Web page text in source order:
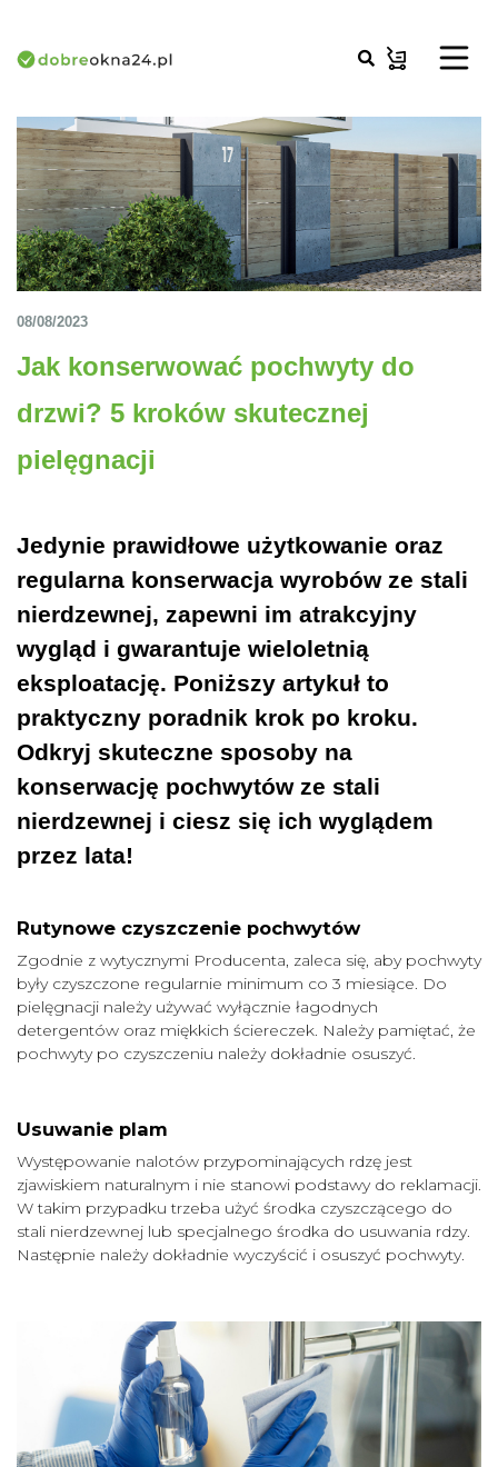
08/08/2023
Jak konserwować pochwyty do
drzwi? 5 kroków skutecznej
pielęgnacji
Jedynie prawidłowe użytkowanie oraz
regularna konserwacja wyrobów ze stali
nierdzewnej, zapewni im atrakcyjny
wygląd i gwarantuje wieloletnią
eksploatację. Poniższy artykuł to
praktyczny poradnik krok po kroku.
Odkryj skuteczne sposoby na
konserwację pochwytów ze stali
nierdzewnej i ciesz się ich wyglądem
przez lata!
Rutynowe czyszczenie pochwytów
Zgodnie z wytycznymi Producenta, zaleca się, aby pochwyty
były czyszczone regularnie minimum co 3 miesiące. Do
pielęgnacji należy używać wyłącznie łagodnych
detergentów oraz miękkich ściereczek. Należy pamiętać, że
pochwyty po czyszczeniu należy dokładnie osuszyć.
Usuwanie plam
Występowanie nalotów przypominających rdzę jest
zjawiskiem naturalnym i nie stanowi podstawy do reklamacji.
W takim przypadku trzeba użyć środka czyszczącego do
stali nierdzewnej lub specjalnego środka do usuwania rdzy.
Następnie należy dokładnie wyczyścić i osuszyć pochwyty.